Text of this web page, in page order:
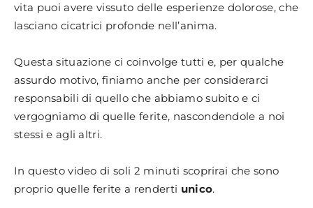
vita puoi avere vissuto delle esperienze dolorose, che
lasciano cicatrici profonde nell’anima.
Questa situazione ci coinvolge tutti e, per qualche
assurdo motivo, finiamo anche per considerarci
responsabili di quello che abbiamo subito e ci
vergogniamo di quelle ferite, nascondendole a noi
stessi e agli altri.
In questo video di soli 2 minuti scoprirai che sono
proprio quelle ferite a renderti unico.